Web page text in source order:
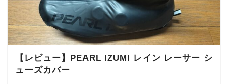
【レビュー】PEARL IZUMI レイン レーサー シ
ューズカバー